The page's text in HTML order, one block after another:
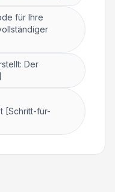
für Ihre
Der
[Schritt-für-